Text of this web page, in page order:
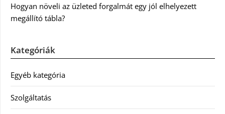
Hogyan növeli az üzleted forgalmát egy jól elhelyezett
megállító tábla?
Kategóriák
Egyéb kategória
Szolgáltatás